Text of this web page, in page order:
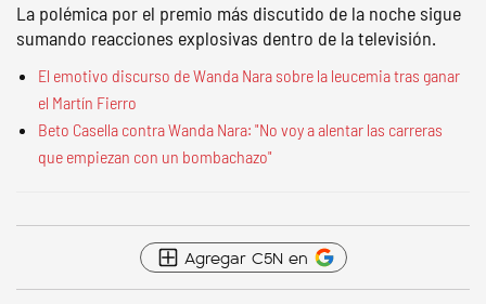
La polémica por el premio más discutido de la noche sigue
sumando reacciones explosivas dentro de la televisión.
El emotivo discurso de Wanda Nara sobre la leucemia tras ganar
el Martín Fierro
Beto Casella contra Wanda Nara: "No voy a alentar las carreras
que empiezan con un bombachazo"
Agregar C5N en